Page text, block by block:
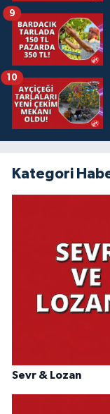
9
10
Kategori
Sevr & Lozan